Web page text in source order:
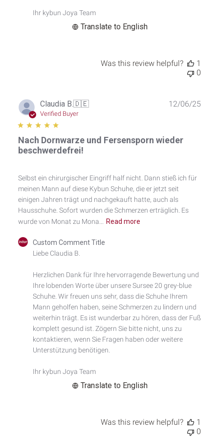
Ihr kybun Joya Team
Translate to English
Was this review helpful?
1
0
Claudia B. 🇩🇪
Verified Buyer
Nach Dornwarze und Fersensporn wieder
beschwerdefrei!
Selbst ein chirurgischer Eingriff half nicht. Dann stieß ich für
meinen Mann auf diese Kybun Schuhe, die er jetzt seit
einigen Jahren trägt und nachgekauft hatte, auch als
Hausschuhe. Sofort wurden die Schmerzen erträglich. Es
wurde von Monat zu Mona...
Read more
Comments
Review
Custom
Comment
2025
Custom Comment Title
Liebe Claudia B.
Herzlichen Dank für Ihre hervorragende Bewertung und
Ihre lobenden Worte über unsere Sursee 20 grey-blue
Schuhe. Wir freuen uns sehr, dass die Schuhe Ihrem
Mann geholfen haben, seine Schmerzen zu lindern und
weiterhin trägt. Es ist wunderbar zu hören, dass der Fuß
komplett gesund ist. Zögern Sie bitte nicht, uns zu
kontaktieren, wenn Sie Fragen haben oder weitere
Unterstützung benötigen.
Ihr kybun Joya Team
Translate to English
12/06/25
Was this review helpful?
1
0